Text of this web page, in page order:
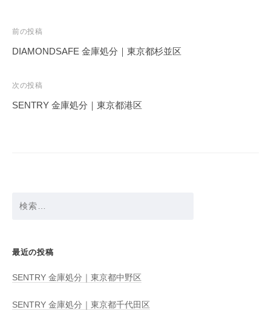
投
稿
ビ
ゲ
前の投稿
DIAMONDSAFE 金庫処分｜東京都杉並区
次の投稿
SENTRY 金庫処分｜東京都港区
最近の投稿
SENTRY 金庫処分｜東京都中野区
SENTRY 金庫処分｜東京都千代田区